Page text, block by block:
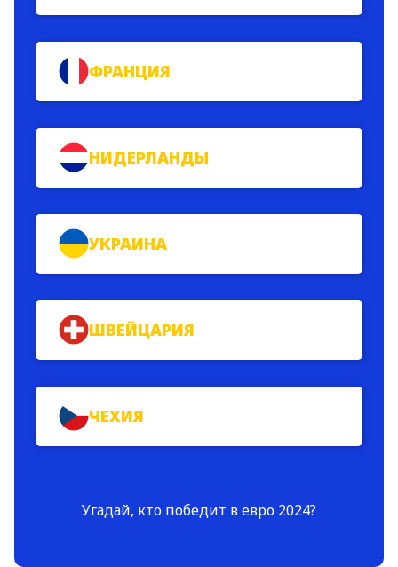
ФРАНЦИЯ
НИДЕРЛАНДЫ
УКРАИНА
ШВЕЙЦАРИЯ
ЧЕХИЯ
Угадай, кто победит в евро 2024?